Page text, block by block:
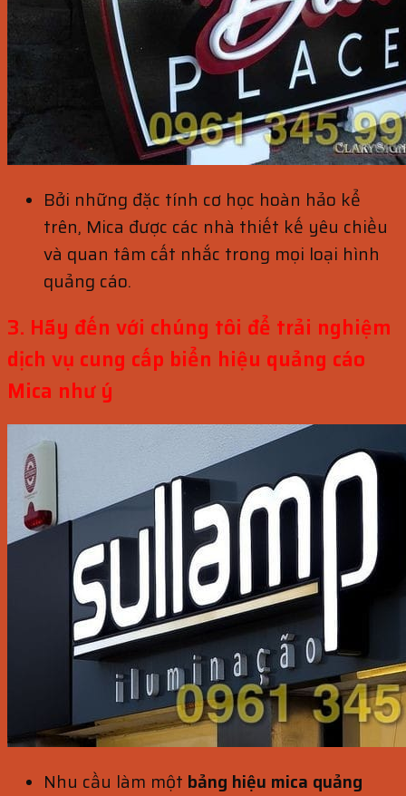
Bởi những đặc tính cơ học hoàn hảo kể
trên, Mica được các nhà thiết kế yêu chiều
và quan tâm cất nhắc trong mọi loại hình
quảng cáo.
3. Hãy đến với chúng tôi để trải nghiệm
dịch vụ cung cấp biển hiệu quảng cáo
Mica như ý
Nhu cầu làm một bảng hiệu mica quảng